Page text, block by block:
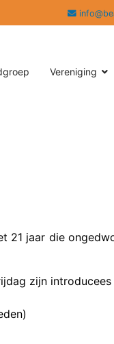
Vereniging
21 jaar die
zijn introducees